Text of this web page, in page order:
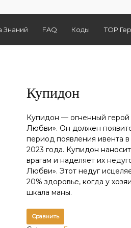
Знаний FAQ Коды TOP
Купидон
Купидон — огненный герой
Любви». Он должен
период появления ивента
2023 года. Купидон
врагам и наделяет их
Любви». Этот недуг
20% здоровье, когда у
шкала маны.
Сравнить